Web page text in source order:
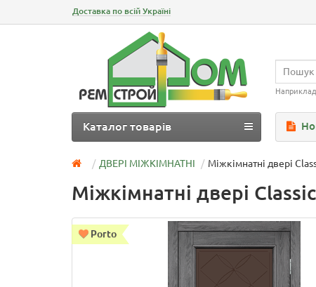
Доставка по всій Україні
Каталог товарів
ДВЕРІ МІЖКІМНАТНІ Міжкімнатні двері
Міжкімнатні двері
Porto